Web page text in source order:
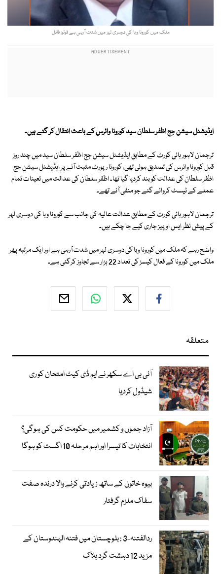
ملک میں کورونا وبا کی دوسری لہر میں شدت آرہی ہے فوٹو: فائل
ایڈیشنل سیشن جج اظفر سلطان سید کورونا وائرس کے باعث انتقال کر گئے ہیں۔
ترجمان لاہور ہائی کورٹ کے مطابق ایڈیشنل سیشن جج اظفر سلطان سید میں چند روز
قبل کورونا وائرس کی تصدیق ہوئی تھی، کورونا رپورٹ مثبت آنے پر ایڈیشنل سیشن جج
اظفر سلطان کی عدالت کو بند کردیا گیا تھا۔ اظفر سلطان کی عدالت میں تعینات تمام
عملے کے ٹیسٹ کروائے گئے جو منفی آئے تھے۔
ترجمان لاہور ہائی کورٹ کے مطابق عدالت عالیہ کی جانب سے کورونا وبا کی دوسری لہر
کے پیشِ نظر ایس او پیز جاری کیے جا چکے ہیں۔
واضح رہے کہ ملک میں کورونا وبا کی دوسری لہر میں شدت آرہی ہے اور ایک مرتبہ پھر
ملک میں کورونا کے فعال کیسز کی تعداد 22 ہزار سے تجاوز کرگئی ہے۔
متعلقہ
آئی بی اے سکھر نے ایم ڈی کیٹ امتحان کو ری
شیڈول کردیا
آزاد جموں و کشمیر میں حکومت کس کی ہوگی؟
انتخابات کا تیسرا اور اہم مرحلہ 10 اگست کو ہوگا
بیوہ خاتون کے ساتھ زیادتی کرنے والا درندہ صفت
سفاک ملزم گرفتار
ردالفتنہ-3 : بلوچستان میں فتنہ الہندوستان کے
مزید 12 دہشت گرد ہلاک